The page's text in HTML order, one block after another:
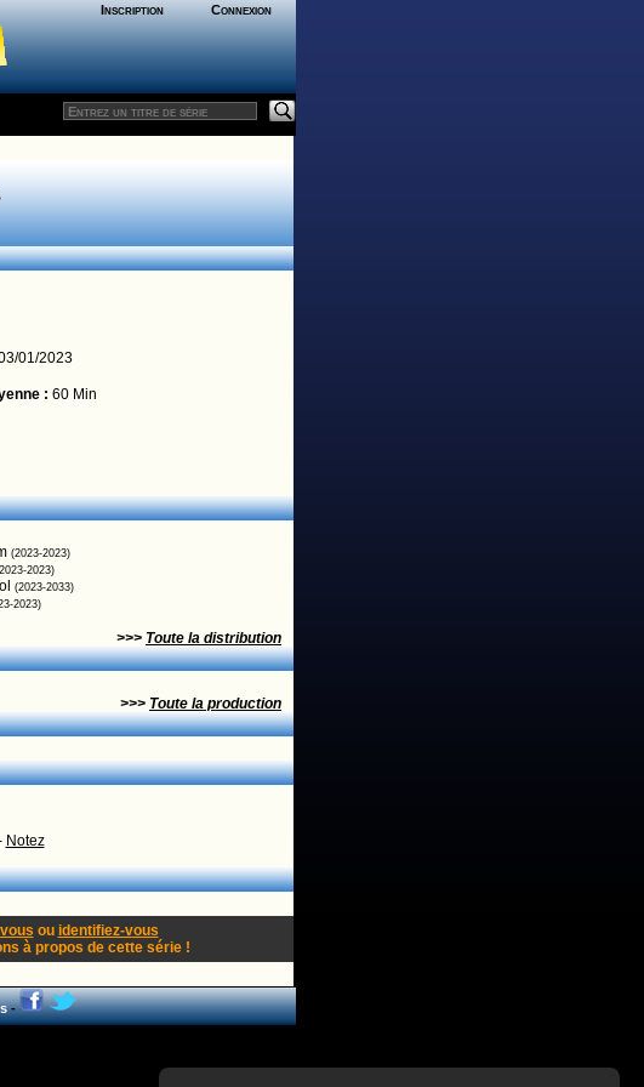
Inscription Connexion
01/2023
: 60 Min
(2023-2023)
2023)
(2023-2033)
2023)
>>> Toute la distribution
>>> Toute la production
Notez
ou identifiez-vous
à propos de cette série !
-